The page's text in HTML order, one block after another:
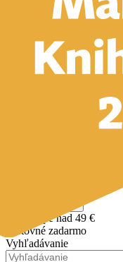
Pri nákupe nad 49 €
poštovné zadarmo
Vyhľadávanie